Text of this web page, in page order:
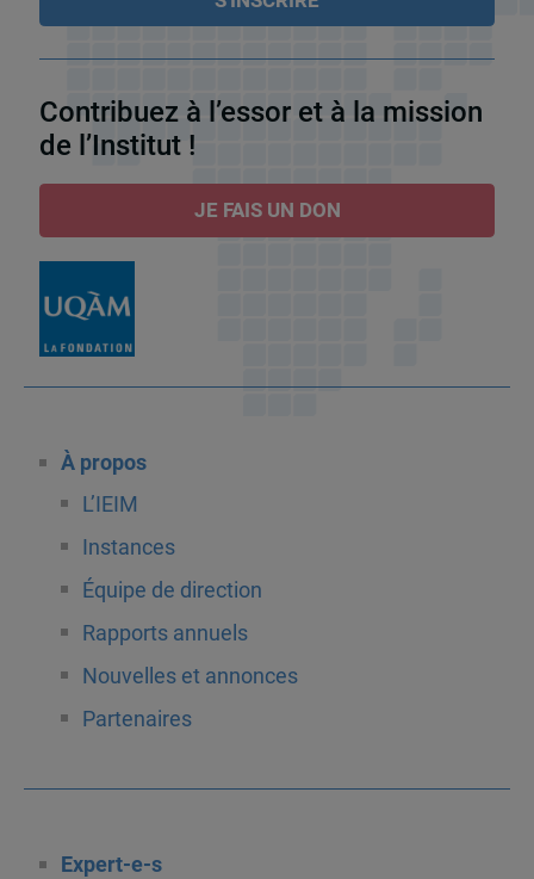
Contribuez à l’essor et à la mission
de l’Institut !
JE FAIS UN DON
À propos
L’IEIM
Instances
Équipe de direction
Rapports annuels
Nouvelles et annonces
Partenaires
Expert-e-s